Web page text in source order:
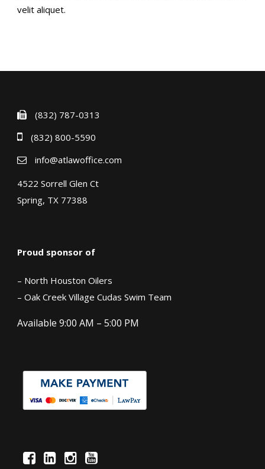
velit aliquet.
(832) 787-0313
(832) 800-5590
info@atlawoffice.com
4522 Sorrell Glen Ct
Spring, TX 77388
Proud sponsor of
– North Houston Oilers
– Oak Creek Village Cudas Swim Team
Available 9:00 AM – 5:00 PM